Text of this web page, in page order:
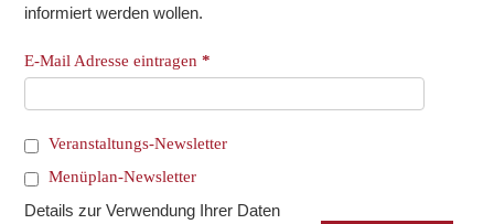
informiert werden wollen.
E-Mail Adresse eintragen*
Veranstaltungs-Newsletter
Menüplan-Newsletter
Details zur Verwendung Ihrer Daten